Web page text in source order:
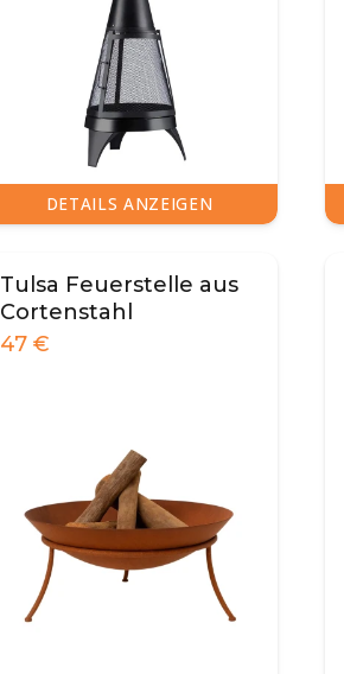
DETAILS ANZEIGEN
Tulsa Feuerstelle aus
Cortenstahl
47 €